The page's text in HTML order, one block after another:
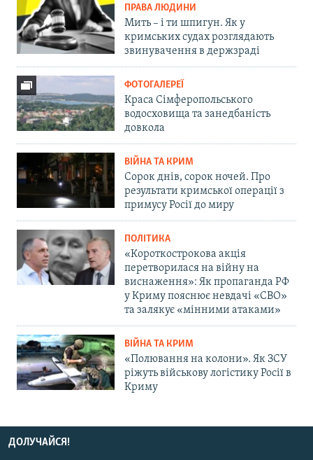
ПРАВА ЛЮДИНИ
Мить – і ти шпигун. Як у
кримських судах розглядають
звинувачення в держзраді
ФОТОГАЛЕРЕЇ
Краса Сімферопольського
водосховища та занедбаність
довкола
ВІЙНА ТА КРИМ
Сорок днів, сорок ночей. Про
результати кримської операції з
примусу Росії до миру
ПОЛІТИКА
«Короткострокова акція
перетворилася на війну на
виснаження»: Як пропаганда РФ
у Криму пояснює невдачі «СВО»
та залякує «мінними атаками»
ВІЙНА ТА КРИМ
«Полювання на колони». Як ЗСУ
ріжуть військову логістику Росії в
Криму
ДОЛУЧАЙСЯ!